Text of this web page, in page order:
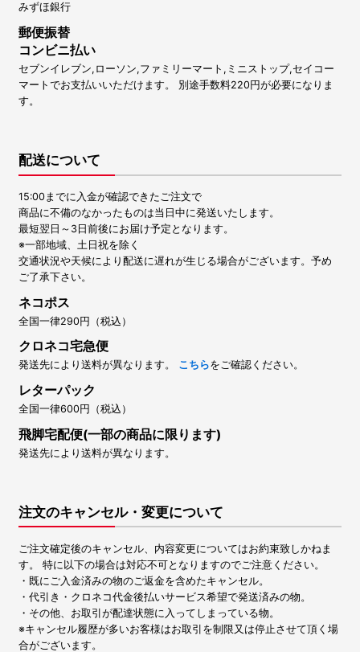
みずほ銀行
郵便振替
コンビニ払い
セブンイレブン,ローソン,ファミリーマート,ミニストップ,セイコー
マートでお支払いいただけます。 別途手数料220円が必要になりま
す。
配送について
15:00までに入金が確認できたご注文で
商品に不備のなかったものは当日中に発送いたします。
最短翌日～3日前後にお届け予定となります。
※一部地域、土日祝を除く
交通状況や天候により配送に遅れが生じる場合がございます。予め
ご了承下さい。
ネコポス
全国一律290円（税込）
クロネコ宅急便
発送先により送料が異なります。 こちらをご確認ください。
レターパック
全国一律600円（税込）
飛脚宅配便(一部の商品に限ります)
発送先により送料が異なります。
注文のキャンセル・変更について
ご注文確定後のキャンセル、内容変更についてはお約束致しかねま
す。 特に以下の場合は対応不可となりますのでご注意ください。
・既にご入金済みの物のご返金を含めたキャンセル。
・代引き・クロネコ代金後払いサービス希望で発送済みの物。
・その他、お取引が配達状態に入ってしまっている物。
※キャンセル履歴が多いお客様はお取引を制限又は停止させて頂く場
合がございます。